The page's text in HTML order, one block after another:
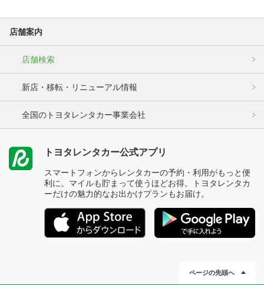
店舗案内
店舗検索
新店・移転・リニューアル情報
全国のトヨタレンタカー事業会社
トヨタレンタカー公式アプリ
スマートフォンからレンタカーの予約・利用がもっと便
利に。マイルも貯まって使うほどお得。トヨタレンタカ
ーだけの魅力的なお出かけプランもお届け。
ページの先頭へ